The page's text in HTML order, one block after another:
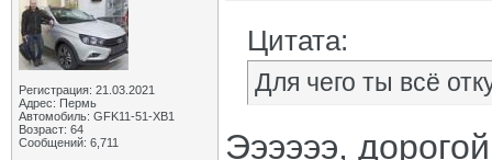
Регистрация: 21.03.2021
Адрес: Пермь
Автомобиль: GFK11-51-ХВ1
Возраст: 64
Сообщений: 6,711
Цитата:
Для чего ты всё
Ээээээ,